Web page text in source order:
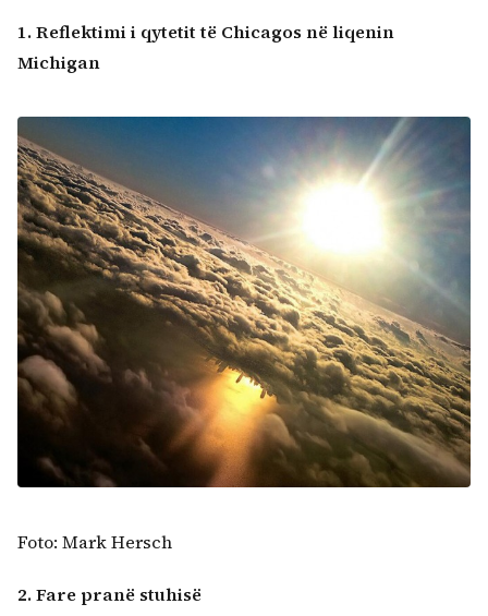
Kërko:
1. Reflektimi i qytetit të Chicagos në liqenin
Michigan
Foto: Mark Hersch
2. Fare pranë stuhisë